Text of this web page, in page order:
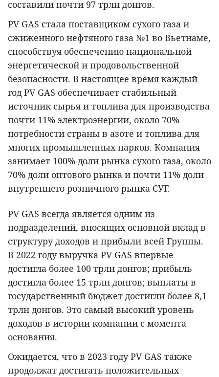
составили почти 97 трлн донгов.
PV GAS стала поставщиком сухого газа и
сжиженного нефтяного газа №1 во Вьетнаме,
способствуя обеспечению национальной
энергетической и продовольственной
безопасности. В настоящее время каждый
год PV GAS обеспечивает стабильный
источник сырья и топлива для производства
почти 11% электроэнергии, около 70%
потребности страны в азоте и топлива для
многих промышленных парков. Компания
занимает 100% доли рынка сухого газа, около
70% доли оптового рынка и почти 11% доли
внутреннего розничного рынка СУГ.
PV GAS всегда является одним из
подразделений, вносящих основной вклад в
структуру доходов и прибыли всей Группы.
В 2022 году выручка PV GAS впервые
достигла более 100 трлн донгов; прибыль
достигла более 15 трлн донгов; выплаты в
государственный бюджет достигли более 8,1
трлн донгов. Это самый высокий уровень
доходов в истории компании с момента
основания.
Ожидается, что в 2023 году PV GAS также
продолжат достигать положительных